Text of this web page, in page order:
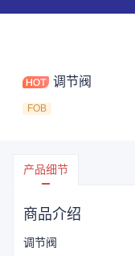
调节阀
FOB
产品细节
商品介绍
调节阀